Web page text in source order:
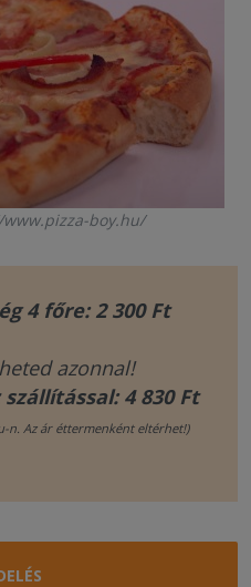
boy.hu/
4 főre: 2 300 Ft
azonnal!
4 830 Ft
n. Az ár éttermenként eltérhet!)